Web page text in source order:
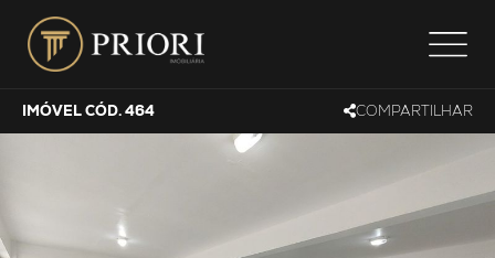
IMÓVEL CÓD. 464 COMPARTILHAR